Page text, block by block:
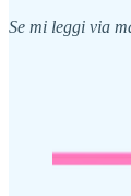
Se mi leggi via